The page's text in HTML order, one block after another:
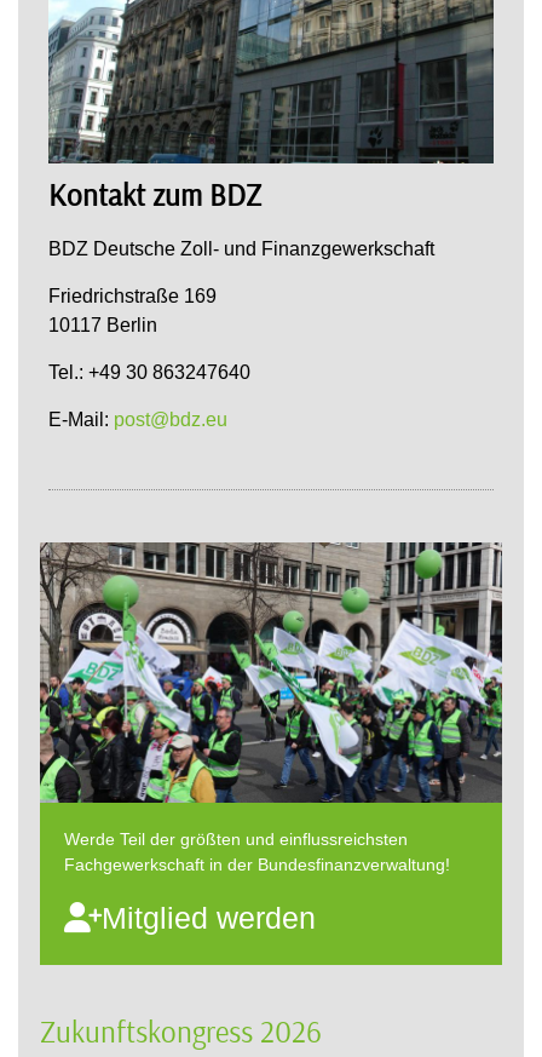
Kontakt zum BDZ
BDZ Deutsche Zoll- und Finanzgewerkschaft
Friedrichstraße 169
10117 Berlin
Tel.: +49 30 863247640
E-Mail: post@bdz.eu
Werde Teil der größten und einflussreichsten
Fachgewerkschaft in der Bundesfinanzverwaltung!
Mitglied werden
Zukunftskongress 2026